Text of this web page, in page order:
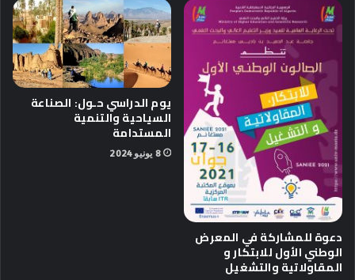
دعوة للمشاركة في المعرض
الوطني الأول للابتكار و
المقاولاتية والتشغيل
يوم الدراسي حـول: الصناعة
السياحية والتنمية
المستدامة
8 يونيو 2024